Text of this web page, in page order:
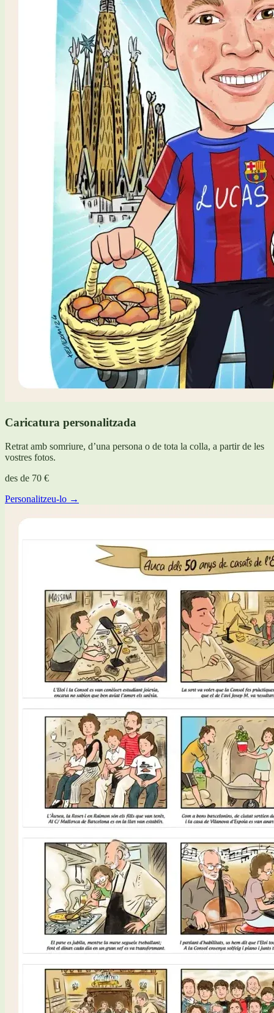
Caricatura personalitzada
Retrat amb somriure, d’una persona o de tota la colla, a partir de les
vostres fotos.
des de 70 €
Personalitzeu-lo →